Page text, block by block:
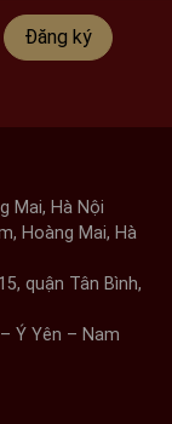
Đăng ký
Mai, Hà Nội​
Hoàng Mai, Hà
quận Tân Bình,
Ý Yên – Nam